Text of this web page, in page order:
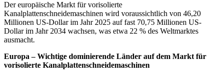
Der europäische Markt für vorisolierte
Kanalplattenschneidemaschinen wird voraussichtlich von 46,20
Millionen US-Dollar im Jahr 2025 auf fast 70,75 Millionen US-
Dollar im Jahr 2034 wachsen, was etwa 22 % des Weltmarktes
ausmacht.
Europa – Wichtige dominierende Länder auf dem Markt für
vorisolierte Kanalplattenschneidemaschinen